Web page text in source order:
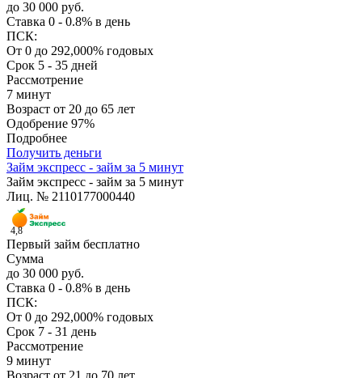
до 30 000 руб.
Ставка 0 - 0.8% в день
ПСК:
От 0 до 292,000% годовых
Срок 5 - 35 дней
Рассмотрение
7 минут
Возраст от 20 до 65 лет
Одобрение 97%
Подробнее
Получить деньги
Займ экспресс - займ за 5 минут
Займ экспресс - займ за 5 минут
Лиц. № 2110177000440
4,8
Первый займ бесплатно
Сумма
до 30 000 руб.
Ставка 0 - 0.8% в день
ПСК:
От 0 до 292,000% годовых
Срок 7 - 31 день
Рассмотрение
9 минут